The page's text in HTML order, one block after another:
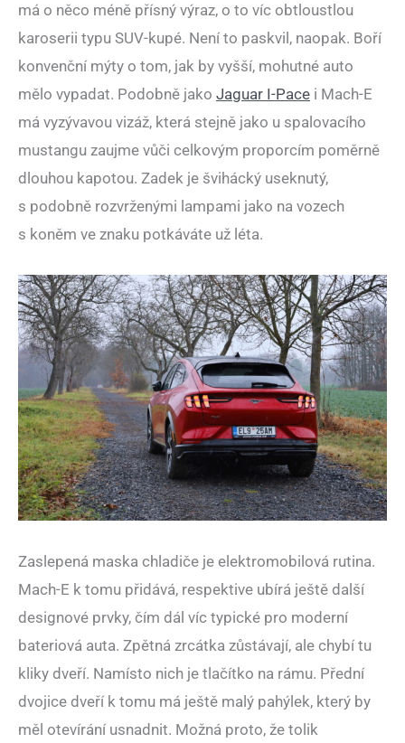
má o něco méně přísný výraz, o to víc obtloustlou
karoserii typu SUV-kupé. Není to paskvil, naopak. Boří
konvenční mýty o tom, jak by vyšší, mohutné auto
mělo vypadat. Podobně jako Jaguar I-Pace i Mach-E
má vyzývavou vizáž, která stejně jako u spalovacího
mustangu zaujme vůči celkovým proporcím poměrně
dlouhou kapotou. Zadek je švihácký useknutý,
s podobně rozvrženými lampami jako na vozech
s koněm ve znaku potkáváte už léta.
Zaslepená maska chladiče je elektromobilová rutina.
Mach-E k tomu přidává, respektive ubírá ještě další
designové prvky, čím dál víc typické pro moderní
bateriová auta. Zpětná zrcátka zůstávají, ale chybí tu
kliky dveří. Namísto nich je tlačítko na rámu. Přední
dvojice dveří k tomu má ještě malý pahýlek, který by
měl otevírání usnadnit. Možná proto, že tolik